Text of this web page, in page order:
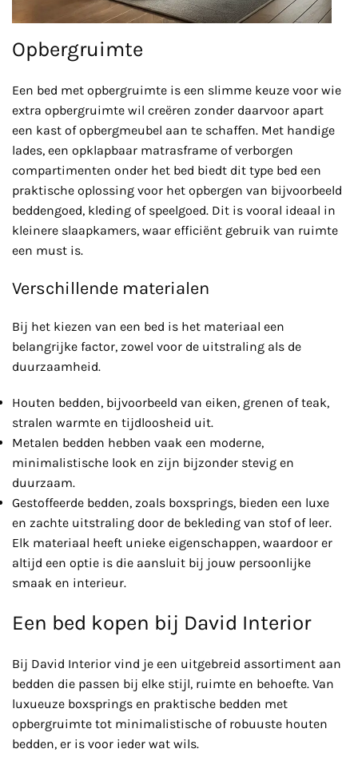
Opbergruimte
Een bed met opbergruimte is een slimme keuze voor wie
extra opbergruimte wil creëren zonder daarvoor apart
een kast of opbergmeubel aan te schaffen. Met handige
lades, een opklapbaar matrasframe of verborgen
compartimenten onder het bed biedt dit type bed een
praktische oplossing voor het opbergen van bijvoorbeeld
beddengoed, kleding of speelgoed. Dit is vooral ideaal in
kleinere slaapkamers, waar efficiënt gebruik van ruimte
een must is.
Verschillende materialen
Bij het kiezen van een bed is het materiaal een
belangrijke factor, zowel voor de uitstraling als de
duurzaamheid.
Houten bedden, bijvoorbeeld van eiken, grenen of teak,
stralen warmte en tijdloosheid uit.
Metalen bedden hebben vaak een moderne,
minimalistische look en zijn bijzonder stevig en
duurzaam.
Gestoffeerde bedden, zoals boxsprings, bieden een luxe
en zachte uitstraling door de bekleding van stof of leer.
Elk materiaal heeft unieke eigenschappen, waardoor er
altijd een optie is die aansluit bij jouw persoonlijke
smaak en interieur.
Een bed kopen bij David Interior
Bij David Interior vind je een uitgebreid assortiment aan
bedden die passen bij elke stijl, ruimte en behoefte. Van
luxueuze boxsprings en praktische bedden met
opbergruimte tot minimalistische of robuuste houten
bedden, er is voor ieder wat wils.